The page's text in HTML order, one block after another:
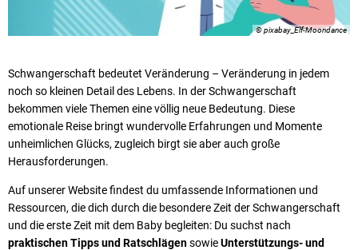
Karriere
Landkreisfilm
Klimamanagement
© pixabay_Elf-Moondance
Schwangerschaft bedeutet Veränderung – Veränderung in jedem
noch so kleinen Detail des Lebens. In der Schwangerschaft
bekommen viele Themen eine völlig neue Bedeutung. Diese
emotionale Reise bringt wundervolle Erfahrungen und Momente
unheimlichen Glücks, zugleich birgt sie aber auch große
Herausforderungen.
Auf unserer Website findest du umfassende Informationen und
Ressourcen, die dich durch die besondere Zeit der Schwangerschaft
und die erste Zeit mit dem Baby begleiten: Du suchst nach
praktischen Tippsund RatschlägensowieUnterstützungs- und